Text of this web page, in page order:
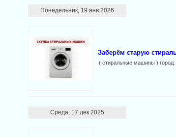
Понедельник, 19 янв 2026
Заберём старую
( стиральные машины )
Среда, 17 дек 2025